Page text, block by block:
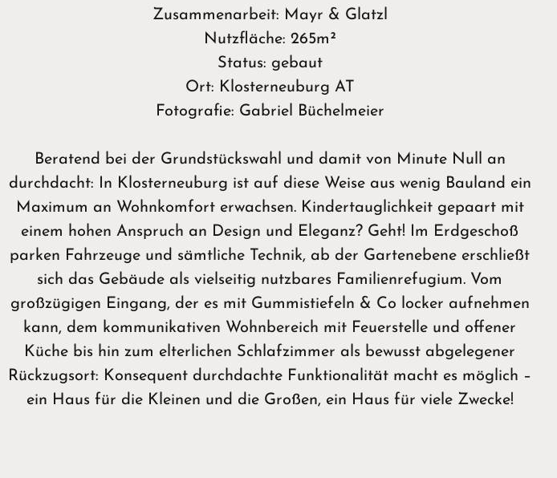
Zusammenarbeit: Mayr & Glatzl
Nutzfläche: 265m²
Status: gebaut
Ort: Klosterneuburg AT
Fotografie: Gabriel Büchelmeier
Beratend bei der Grundstückswahl und damit von Minute Null an
durchdacht: In Klosterneuburg ist auf diese Weise aus wenig Bauland ein
Maximum an Wohnkomfort erwachsen. Kindertauglichkeit gepaart mit
einem hohen Anspruch an Design und Eleganz? Geht! Im Erdgeschoß
parken Fahrzeuge und sämtliche Technik, ab der Gartenebene erschließt
sich das Gebäude als vielseitig nutzbares Familienrefugium. Vom
großzügigen Eingang, der es mit Gummistiefeln & Co locker aufnehmen
kann, dem kommunikativen Wohnbereich mit Feuerstelle und offener
Küche bis hin zum elterlichen Schlafzimmer als bewusst abgelegener
Rückzugsort: Konsequent durchdachte Funktionalität macht es möglich –
ein Haus für die Kleinen und die Großen, ein Haus für viele Zwecke!